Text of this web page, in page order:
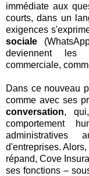
immédiate aux
courts, dans un
exigences
sociale
deviennent les
commerciale,
Dans ce nouveau
comme avec ses
conversation,
comportement
administratives
d'entreprises.
répand, Cove
ses fonctions –